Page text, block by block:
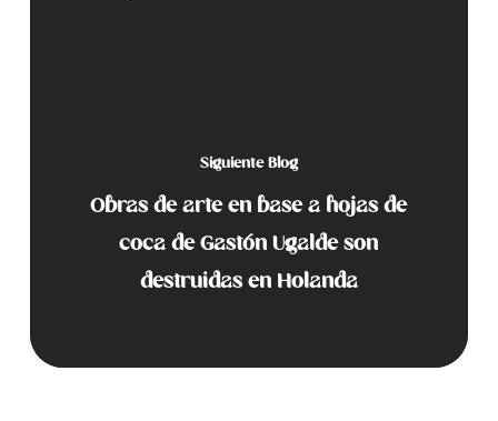
Siguiente Blog
Obras de arte en base a hojas de
coca de Gastón Ugalde son
destruidas en Holanda